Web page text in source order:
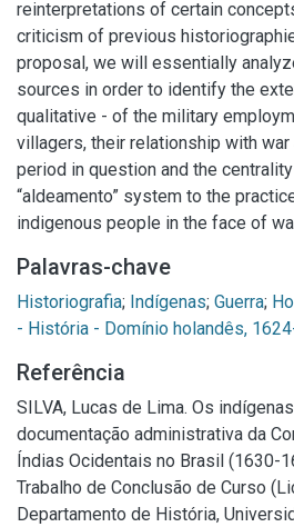
reinterpretations of certain
criticism of previous
proposal, we will essentially
sources in order to identify the
qualitative - of the military
villagers, their relationship with
period in question and the
“aldeamento” system to the
indigenous people in the face of
Palavras-chave
Historiografia; Indígenas; Guerra;
- História - Domínio holandês,
Referência
SILVA, Lucas de Lima. Os
documentação administrativa da
Índias Ocidentais no Brasil (1630-
Trabalho de Conclusão de Curso
Departamento de História,